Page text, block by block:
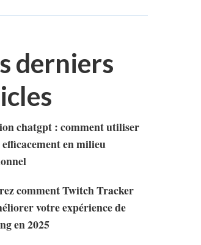
derniers
chatgpt : comment utiliser
en milieu
comment Twitch Tracker
votre expérience de
en 2025